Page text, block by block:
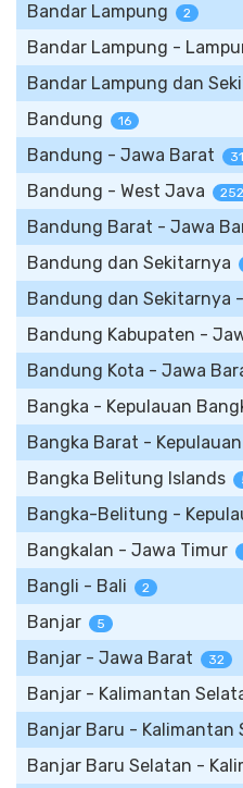
Bandar Lampung 2
Bandar Lampung -
Bandar Lampung dan
Bandung 16
Bandung - Jawa Barat
Bandung - West Java 252
Bandung Barat - Jawa
Bandung dan Sekitarnya
Bandung dan Sekitarnya
Bandung Kabupaten -
Bandung Kota - Jawa
Bangka - Kepulauan
Bangka Barat -
Bangka Belitung Islands
Bangka-Belitung -
Bangkalan - Jawa Timur
Bangli - Bali 2
Banjar 5
Banjar - Jawa Barat 32
Banjar - Kalimantan
Banjar Baru - Kalimantan
Banjar Baru Selatan -